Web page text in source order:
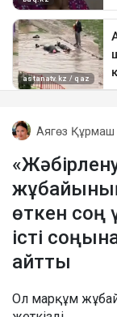
Аягөз Құрмаш
жұбайының
өткен соң
істі
айтты
Ол марқұм